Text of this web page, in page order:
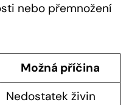
nebo přemnožení
Možná příčina
Nedostatek živin